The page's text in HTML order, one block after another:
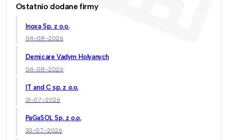
Ostatnio dodane firmy
Inoxa Sp. z o.o.
04-08-2026
Demicare Vadym Holyanych
04-08-2026
IT and C sp. z o.o.
31-07-2026
PaGaSOL Sp. z o.o.
30-07-2026